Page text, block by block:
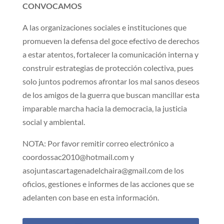
CONVOCAMOS
A las organizaciones sociales e instituciones que
promueven la defensa del goce efectivo de derechos
a estar atentos, fortalecer la comunicación interna y
construir estrategias de protección colectiva, pues
solo juntos podremos afrontar los mal sanos deseos
de los amigos de la guerra que buscan mancillar esta
imparable marcha hacia la democracia, la justicia
social y ambiental.
NOTA: Por favor remitir correo electrónico a
coordossac2010@hotmail.com y
asojuntascartagenadelchaira@gmail.com de los
oficios, gestiones e informes de las acciones que se
adelanten con base en esta información.